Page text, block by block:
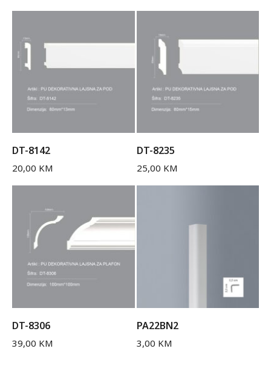
DT-8142
20,00 KM
DT-8235
25,00 KM
DT-8306
39,00 KM
PA22BN2
3,00 KM